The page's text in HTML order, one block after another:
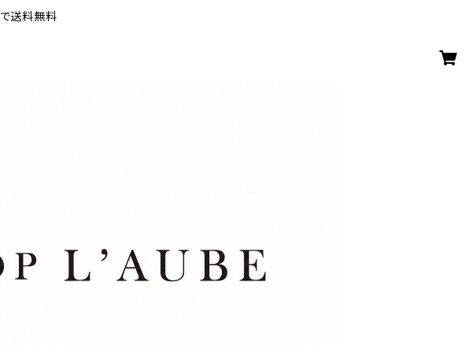
送料無料